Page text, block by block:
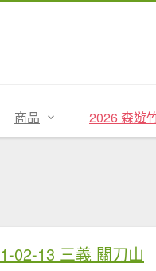
商品 2026 森遊
02-13 三義 關刀山